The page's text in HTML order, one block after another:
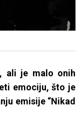
ali je malo onih
emociju, što je
emisije “Nikad